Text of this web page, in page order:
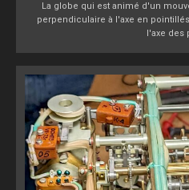
La globe qui est animé d'un
perpendiculaire à l'axe en
l'axe des